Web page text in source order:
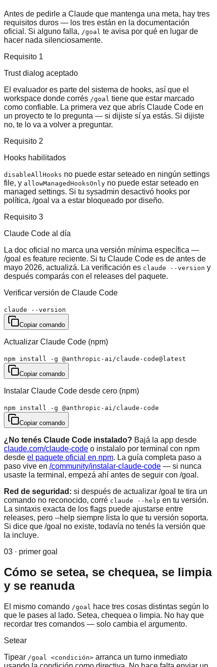
Antes de pedirle a Claude que mantenga una meta, hay tres
requisitos duros — los tres están en la documentación
oficial. Si alguno falla, /goal te avisa por qué en lugar de
hacer nada silenciosamente.
Requisito 1
Trust dialog aceptado
El evaluador es parte del sistema de hooks, así que el
workspace donde corrés /goal tiene que estar marcado
como confiable. La primera vez que abrís Claude Code en
un proyecto te lo pregunta — si dijiste sí ya estás. Si dijiste
no, te lo va a volver a preguntar.
Requisito 2
Hooks habilitados
disableAllHooks no puede estar seteado en ningún settings
file, y allowManagedHooksOnly no puede estar seteado en
managed settings. Si tu sysadmin desactivó hooks por
política, /goal va a estar bloqueado por diseño.
Requisito 3
Claude Code al día
La doc oficial no marca una versión mínima específica —
/goal es feature reciente. Si tu Claude Code es de antes de
mayo 2026, actualizá. La verificación es claude --version y
después comparás con el releases del paquete.
Verificar versión de Claude Code
claude --version
Copiar comando
Actualizar Claude Code (npm)
npm install -g @anthropic-ai/claude-code@latest
Copiar comando
Instalar Claude Code desde cero (npm)
npm install -g @anthropic-ai/claude-code
Copiar comando
¿No tenés Claude Code instalado? Bajá la app desde
claude.com/claude-code o instalalo por terminal con npm
desde el paquete oficial en npm. La guía completa paso a
paso vive en /community/instalar-claude-code — si nunca
usaste la terminal, empezá ahí antes de seguir con /goal.
Red de seguridad: si después de actualizar /goal te tira un
comando no reconocido, corré claude --help en tu versión.
La sintaxis exacta de los flags puede ajustarse entre
releases, pero --help siempre lista lo que tu versión soporta.
Si dice que /goal no existe, todavía no tenés la versión que
la incluye.
03 · primer goal
Cómo se setea, se chequea, se limpia
y se reanuda
El mismo comando /goal hace tres cosas distintas según lo
que le pases al lado. Setea, chequea o limpia. No hay que
recordar tres comandos — solo cambia el argumento.
Setear
Tipear /goal <condición> arranca un turno inmediato